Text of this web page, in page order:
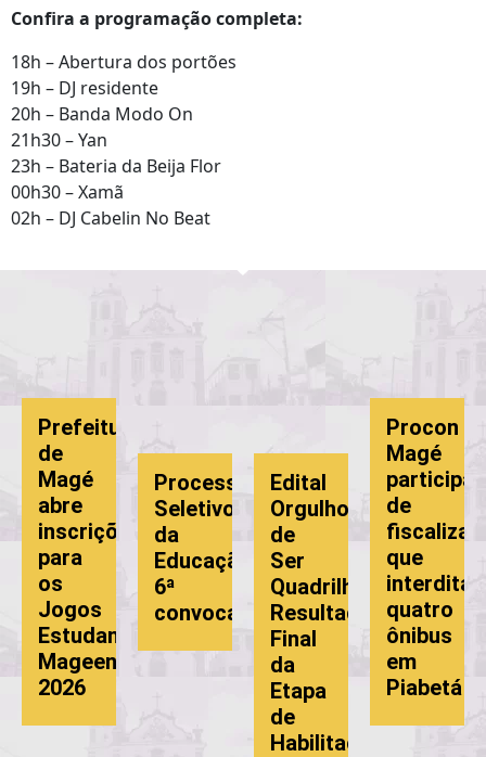
Confira a programação completa:
18h – Abertura dos portões
19h – DJ residente
20h – Banda Modo On
21h30 – Yan
23h – Bateria da Beija Flor
00h30 – Xamã
02h – DJ Cabelin No Beat
Prefeitura
de
Magé
abre
inscrições
para
os
Jogos
Estudantis
Mageenses
2026
Processo
Seletivo
da
Educação:
6ª
convocação
Edital
Orgulho
de
Ser
Quadrilheiro:
Resultado
Final
da
Etapa
de
Habilitação
Procon
Magé
participa
de
que
interdita
quatro
ônibus
em
Piabetá